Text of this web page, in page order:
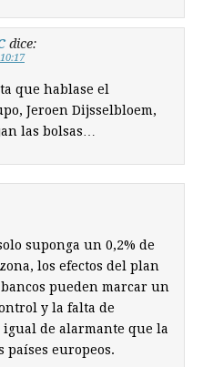
dice:
que hablase el
Jeroen Dijsselbloem,
las bolsas…
suponga un 0,2% de
los efectos del plan
pueden marcar un
y la falta de
de alarmante que la
países europeos.